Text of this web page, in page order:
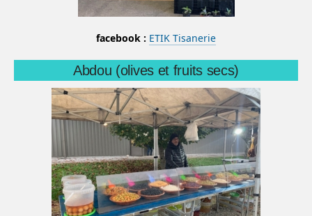
facebook : ETIK Tisanerie
Abdou (olives et fruits secs)